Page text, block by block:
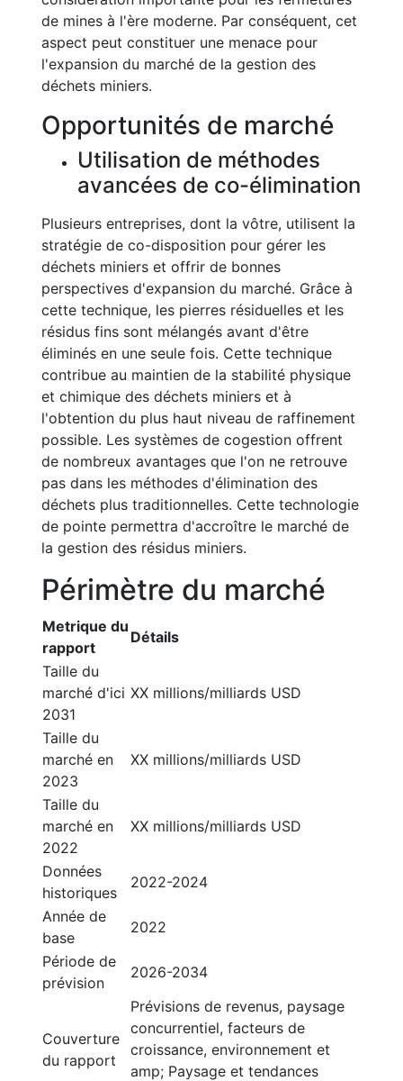
de mines à l'ère moderne. Par conséquent, cet
aspect peut constituer une menace pour
l'expansion du marché de la gestion des
déchets miniers.
Opportunités de marché
Utilisation de méthodes
avancées de co-élimination
Plusieurs entreprises, dont la vôtre, utilisent la
stratégie de co-disposition pour gérer les
déchets miniers et offrir de bonnes
perspectives d'expansion du marché. Grâce à
cette technique, les pierres résiduelles et les
résidus fins sont mélangés avant d'être
éliminés en une seule fois. Cette technique
contribue au maintien de la stabilité physique
et chimique des déchets miniers et à
l'obtention du plus haut niveau de raffinement
possible. Les systèmes de cogestion offrent
de nombreux avantages que l'on ne retrouve
pas dans les méthodes d'élimination des
déchets plus traditionnelles. Cette technologie
de pointe permettra d'accroître le marché de
la gestion des résidus miniers.
Périmètre du marché
Metrique du
rapport
Détails
Taille du
marché d'ici
2031
XX millions/milliards USD
Taille du
marché en
2023
XX millions/milliards USD
Taille du
marché en
2022
XX millions/milliards USD
Données
historiques
2022-2024
Année de
base
2022
Période de
prévision
2026-2034
Couverture
du rapport
Prévisions de revenus, paysage
concurrentiel, facteurs de
croissance, environnement et
amp; Paysage et tendances